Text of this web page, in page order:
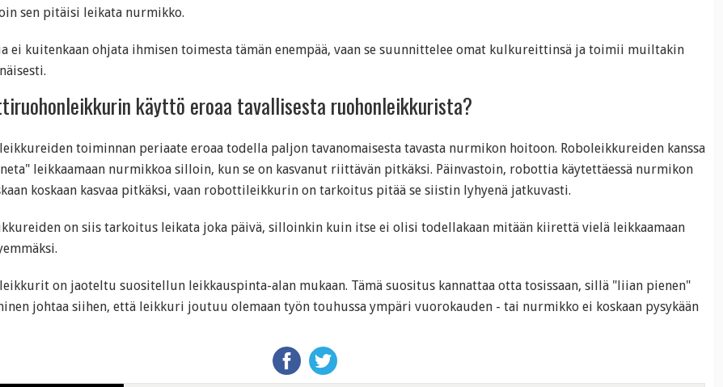
sen pitäisi leikata nurmikko.
ei kuitenkaan ohjata ihmisen toimesta tämän enempää, vaan se suunnittelee omat kulkureittinsä ja toimii muiltakin
käyttö eroaa tavallisesta ruohonleikkurista?
toiminnan periaate eroaa todella paljon tavanomaisesta tavasta nurmikon hoitoon. Roboleikkureiden kanssa
leikkaamaan nurmikkoa silloin, kun se on kasvanut riittävän pitkäksi. Päinvastoin, robottia käytettäessä nurmikon
koskaan kasvaa pitkäksi, vaan robottileikkurin on tarkoitus pitää se siistin lyhyenä jatkuvasti.
on siis tarkoitus leikata joka päivä, silloinkin kuin itse ei olisi todellakaan mitään kiirettä vielä leikkaamaan
on jaoteltu suositellun leikkauspinta-alan mukaan. Tämä suositus kannattaa otta tosissaan, sillä "liian pienen"
johtaa siihen, että leikkuri joutuu olemaan työn touhussa ympäri vuorokauden - tai nurmikko ei koskaan pysykään